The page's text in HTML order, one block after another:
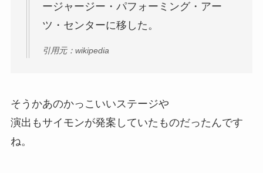
ージャージー・パフォーミング・アー
ツ・センターに移した。
引用元：wikipedia
そうかあのかっこいいステージや
演出もサイモンが発案していたものだったんです
ね。